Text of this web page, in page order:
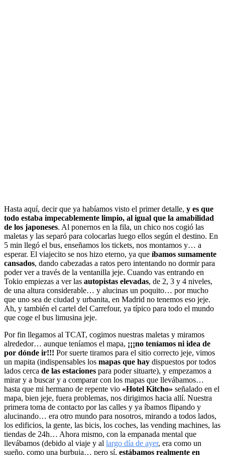
Hasta aquí, decir que ya habíamos visto el primer detalle, y es que
todo estaba impecablemente limpio, al igual que la amabilidad
de los japoneses. Al ponernos en la fila, un chico nos cogió las
maletas y las separó para colocarlas luego ellos según el destino. En
5 min llegó el bus, enseñamos los tickets, nos montamos y… a
esperar. El viajecito se nos hizo eterno, ya que íbamos sumamente
cansados, dando cabezadas a ratos pero intentando no dormir para
poder ver a través de la ventanilla jeje. Cuando vas entrando en
Tokio empiezas a ver las autopistas elevadas, de 2, 3 y 4 niveles,
de una altura considerable… y alucinas un poquito… por mucho
que uno sea de ciudad y urbanita, en Madrid no tenemos eso jeje.
Ah, y también el cartel del Carrefour, ya típico para todo el mundo
que coge el bus limusina jeje.
Por fin llegamos al TCAT, cogimos nuestras maletas y miramos
alrededor… aunque teníamos el mapa, ¡¡¡no teníamos ni idea de
por dónde ir!!! Por suerte tiramos para el sitio correcto jeje, vimos
un mapita (indispensables los mapas que hay dispuestos por todos
lados cerca de las estaciones para poder situarte), y empezamos a
mirar y a buscar y a comparar con los mapas que llevábamos…
hasta que mi hermano de repente vio «Hotel Kitcho» señalado en el
mapa, bien jeje, fuera problemas, nos dirigimos hacia allí. Nuestra
primera toma de contacto por las calles y ya íbamos flipando y
alucinando… era otro mundo para nosotros, mirando a todos lados,
los edificios, la gente, las bicis, los coches, las vending machines, las
tiendas de 24h… Ahora mismo, con la empanada mental que
llevábamos (debido al viaje y al largo día de ayer, era como un
sueño, como una burbuja… pero sí, estábamos realmente en